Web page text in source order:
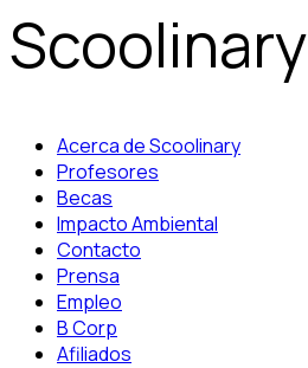
Scoolinary
Acerca de Scoolinary
Profesores
Becas
Impacto Ambiental
Contacto
Prensa
Empleo
B Corp
Afiliados